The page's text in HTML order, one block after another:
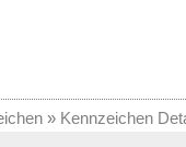
» Kennzeichen